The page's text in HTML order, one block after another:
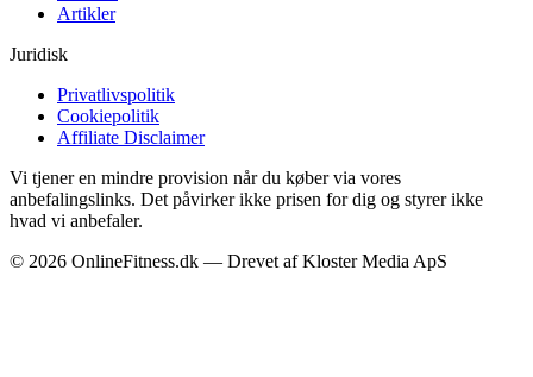
Artikler
Juridisk
Privatlivspolitik
Cookiepolitik
Affiliate Disclaimer
Vi tjener en mindre provision når du køber via vores
anbefalingslinks. Det påvirker ikke prisen for dig og styrer ikke
hvad vi anbefaler.
© 2026 OnlineFitness.dk — Drevet af Kloster Media ApS